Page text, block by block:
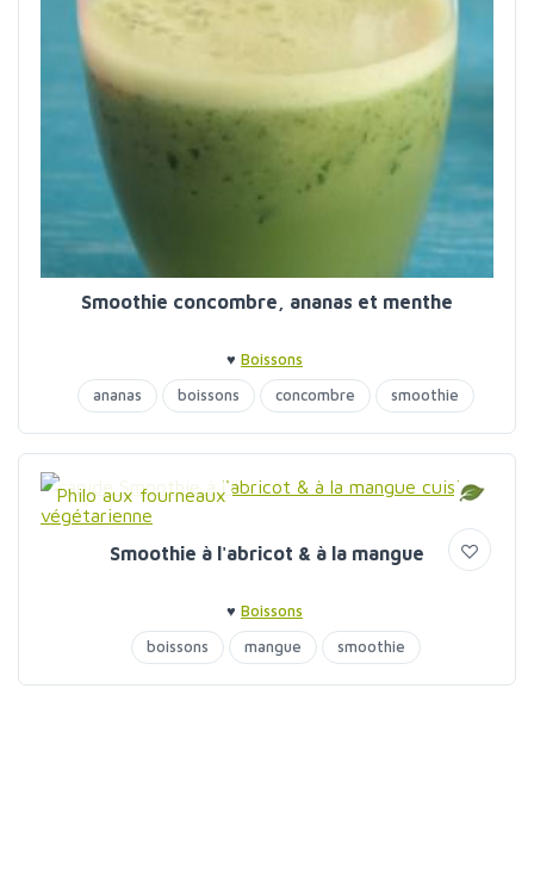
Smoothie concombre, ananas et menthe
♥ Boissons
ananas
boissons concombre smoothie
Philo aux fourneaux
Smoothie à l'abricot & à la mangue
♥ Boissons
boissons
mangue smoothie